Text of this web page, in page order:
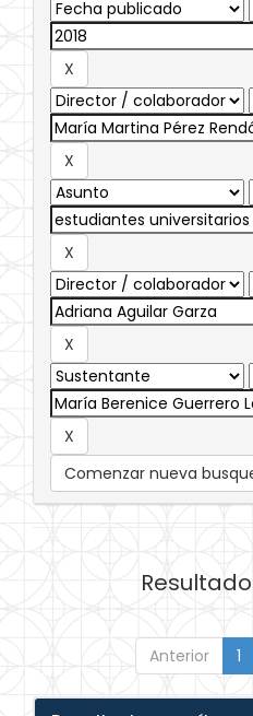
Comenzar nueva
Anterior 1